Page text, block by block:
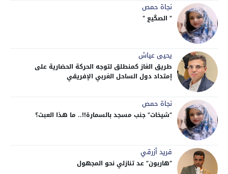
نجاة حمص
” الصگيع “
يحيى عياش
طريق الغاز كمنطلق لتوجه الحركة الحضارية على
إمتداد دول الساحل الغربي الإفريقي
نجاة حمص
“شيخات” جنب مسجد بالسمارة!!.. ما هذا العبث؟
فريد أزرقي
“هاربون” عد تنازلي نحو المجهول